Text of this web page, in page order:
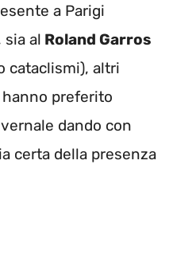
a Parigi
sia al Roland Garros
cataclismi), altri
hanno preferito
dando con
certa della presenza